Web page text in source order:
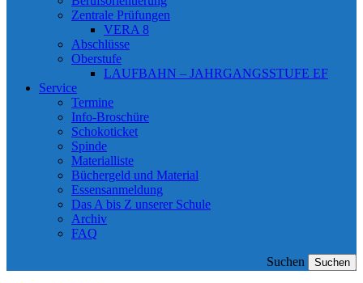
Zentrale Prüfungen
VERA 8
Abschlüsse
Oberstufe
LAUFBAHN – JAHRGANGSSTUFE EF
Service
Termine
Info-Broschüre
Schokoticket
Spinde
Materialliste
Büchergeld und Material
Essensanmeldung
Das A bis Z unserer Schule
Archiv
FAQ
Suchen Suchen